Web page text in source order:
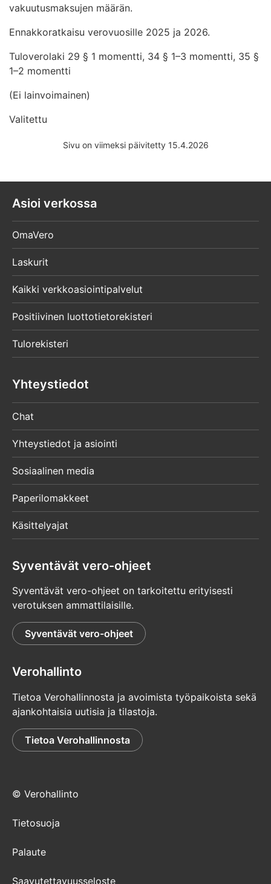
vakuutusmaksujen määrän.
Ennakkoratkaisu verovuosille 2025 ja 2026.
Tuloverolaki 29 § 1 momentti, 34 § 1–3 momentti, 35 §
1–2 momentti
(Ei lainvoimainen)
Valitettu
Sivu on viimeksi päivitetty 15.4.2026
Asioi verkossa
OmaVero
Laskurit
Kaikki verkkoasiointipalvelut
Positiivinen luottotietorekisteri
Tulorekisteri
Yhteystiedot
Chat
Yhteystiedot ja asiointi
Sosiaalinen media
Paperilomakkeet
Käsittelyajat
Syventävät vero-ohjeet
Syventävät vero-ohjeet on tarkoitettu erityisesti
verotuksen ammattilaisille.
Syventävät vero-ohjeet
Verohallinto
Tietoa Verohallinnosta ja avoimista työpaikoista sekä
ajankohtaisia uutisia ja tilastoja.
Tietoa Verohallinnosta
© Verohallinto
Tietosuoja
Palaute
Saavutettavuusseloste